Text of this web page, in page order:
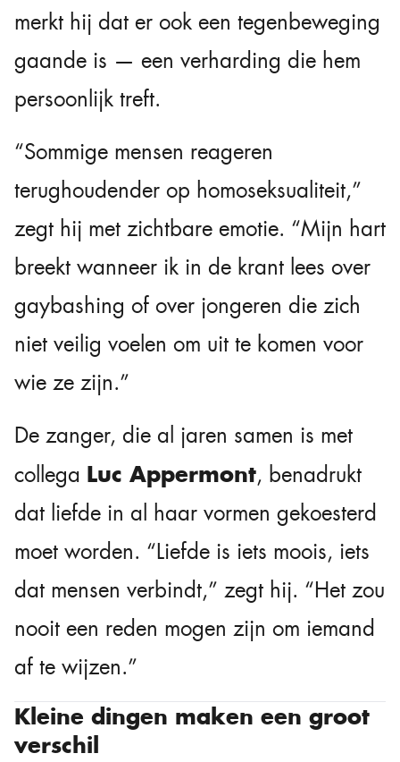
merkt hij dat er ook een tegenbeweging
gaande is — een verharding die hem
persoonlijk treft.
“Sommige mensen reageren
terughoudender op homoseksualiteit,”
zegt hij met zichtbare emotie. “Mijn hart
breekt wanneer ik in de krant lees over
gaybashing of over jongeren die zich
niet veilig voelen om uit te komen voor
wie ze zijn.”
De zanger, die al jaren samen is met
collega Luc Appermont, benadrukt
dat liefde in al haar vormen gekoesterd
moet worden. “Liefde is iets moois, iets
dat mensen verbindt,” zegt hij. “Het zou
nooit een reden mogen zijn om iemand
af te wijzen.”
Kleine dingen maken een groot
verschil